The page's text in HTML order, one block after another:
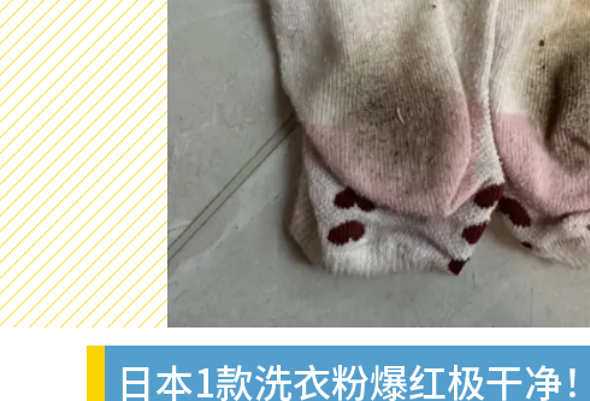
日本1款洗衣粉爆红极干净